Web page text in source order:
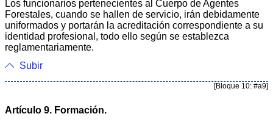
Los funcionarios pertenecientes al Cuerpo de Agentes
Forestales, cuando se hallen de servicio, irán debidamente
uniformados y portarán la acreditación correspondiente a su
identidad profesional, todo ello según se establezca
reglamentariamente.
Subir
[Bloque 10: #a9]
Artículo 9. Formación.